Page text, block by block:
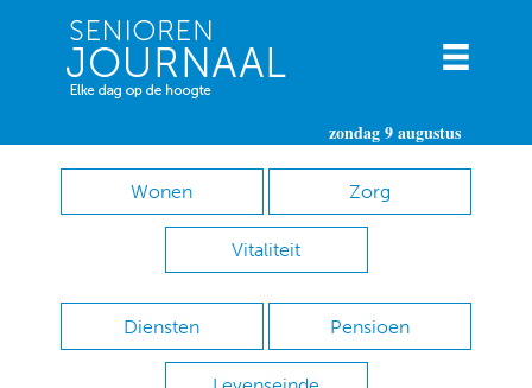
zondag 9 augustus
Wonen Zorg
Vitaliteit
Diensten Pensioen